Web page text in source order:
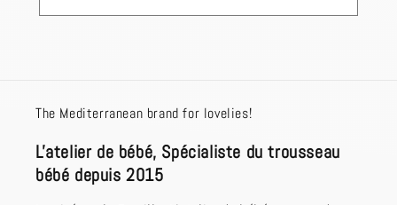
The Mediterranean brand for lovelies!
L'atelier de bébé, Spécialiste du trousseau
bébé depuis 2015